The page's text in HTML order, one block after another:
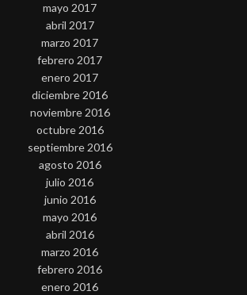
mayo 2017
abril 2017
marzo 2017
febrero 2017
enero 2017
diciembre 2016
noviembre 2016
octubre 2016
septiembre 2016
agosto 2016
julio 2016
junio 2016
mayo 2016
abril 2016
marzo 2016
febrero 2016
enero 2016